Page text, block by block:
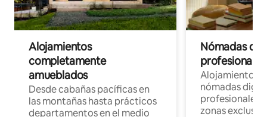
Alojamientos
completamente
amueblados
Desde cabañas pacíficas en
las montañas hasta prácticos
departamentos en el medio
Nómadas
Alojamientos
nómadas
profesionales
zonas